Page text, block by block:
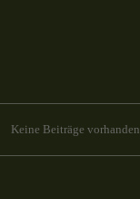
Keine Beiträge vorhanden